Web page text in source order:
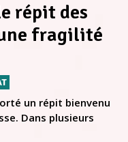
répit des
fragilité
un répit bienvenu
Dans plusieurs